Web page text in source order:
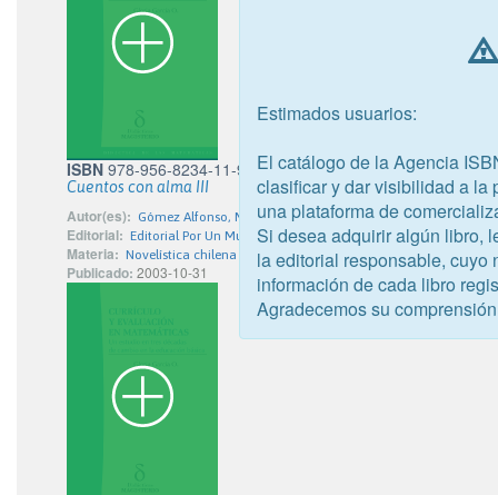
ISBN 978-956-8234-11-9
Cuentos con alma III
Autor(es): Gómez Alfonso, María del Rosario
Editorial: Editorial Por Un Mundo Mejor Ltda.
Materia: Novelística chilena
Publicado: 2003-10-31
Estimados usuarios:
El catálogo de la Agencia
clasificar y dar visibilidad a la
una plataforma de
Si desea adquirir algún libro,
la editorial responsable, cuyo
información de cada libro
Agradecemos su